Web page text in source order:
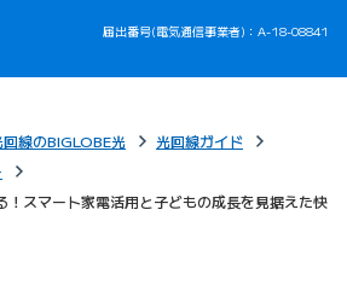
届出番号(電気通信事業者)：A-18-08841
回線のBIGLOBE光
光回線ガイド
スマート家電活用と子どもの成長を見据えた快
開きます）